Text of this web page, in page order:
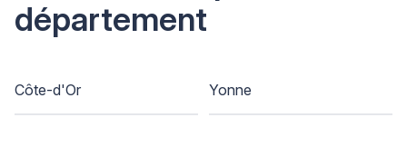
département
Côte-d'Or Yonne